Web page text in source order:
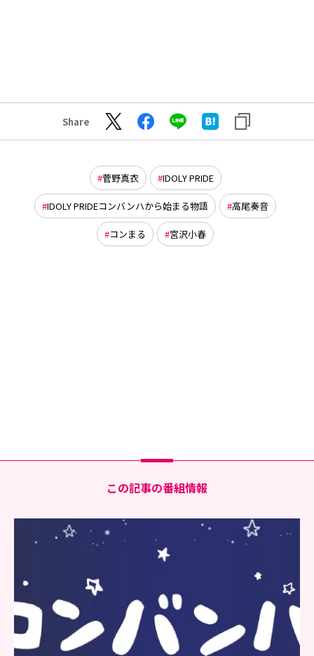
Share
菅野真衣 IDOLY PRIDE
IDOLY PRIDEコンバンハから始まる物語 高尾奏音
コンまる 宮沢小春
この記事の番組情報